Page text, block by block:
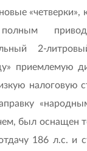
«четверки»,
2-
приемлемую
налоговую
был оснащен
186 л.с. и